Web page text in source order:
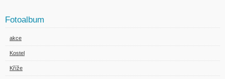
Fotoalbum
akce
Kostel
Kříže